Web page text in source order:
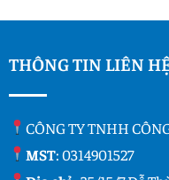
THÔNG TIN LIÊN
CÔNG TY TNHH
MST: 0314901527